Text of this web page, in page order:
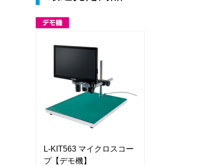
L-KIT563 マイクロスコー
プ【デモ機】